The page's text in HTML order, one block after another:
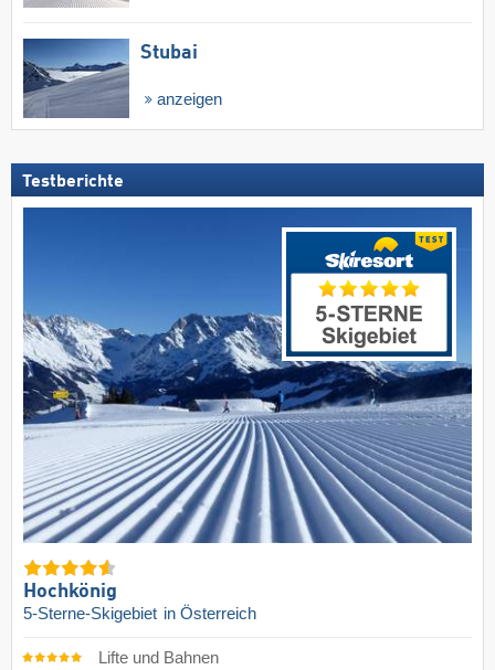
Stubai
anzeigen
Testberichte
Hochkönig
5-Sterne-Skigebiet in Österreich
Lifte und Bahnen